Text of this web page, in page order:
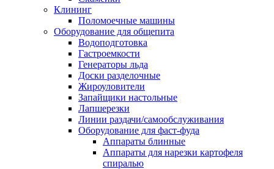
Клининг
Поломоечные машины
Оборудование для общепита
Водоподготовка
Гастроемкости
Генераторы льда
Доски разделочные
Жироуловители
Запайщики настольные
Лапшерезки
Линии раздачи/самообслуживания
Оборудование для фаст-фуда
Аппараты блинные
Аппараты для нарезки картофеля
спиралью